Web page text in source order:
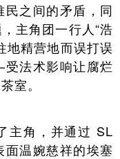
之间的矛盾，同
主角团一行人“浩
地精营地而误打误
法术影响让腐烂
室。
主角，并通过 SL
温婉慈祥的埃塞